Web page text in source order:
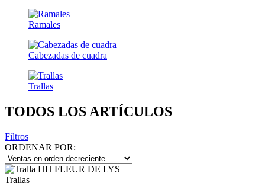
Ramales
Cabezadas de cuadra
Trallas
TODOS LOS ARTÍCULOS
Filtros
ORDENAR POR:
Trallas